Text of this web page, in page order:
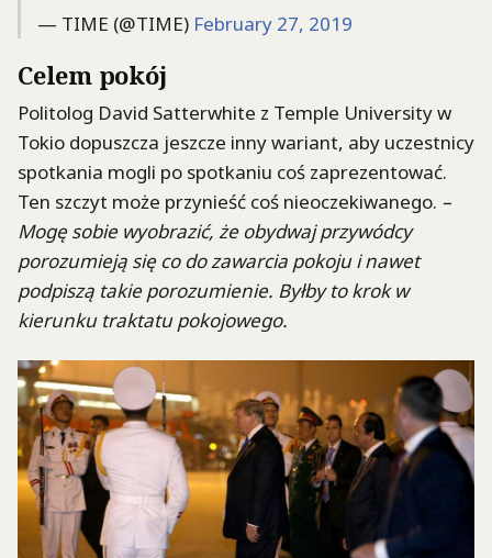
— TIME (@TIME) February 27, 2019
Celem pokój
Politolog David Satterwhite z Temple University w
Tokio dopuszcza jeszcze inny wariant, aby uczestnicy
spotkania mogli po spotkaniu coś zaprezentować.
Ten szczyt może przynieść coś nieoczekiwanego. –
Mogę sobie wyobrazić, że obydwaj przywódcy
porozumieją się co do zawarcia pokoju i nawet
podpiszą takie porozumienie. Byłby to krok w
kierunku traktatu pokojowego.